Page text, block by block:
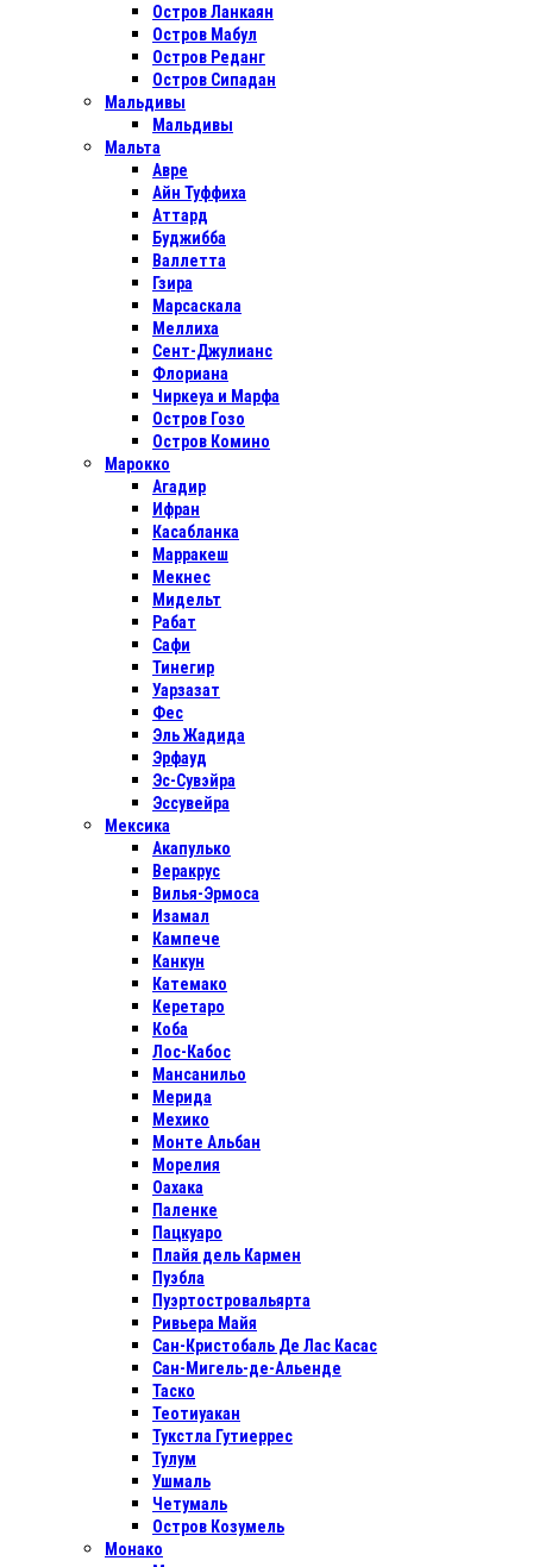
Остров Ланкаян
Остров Мабул
Остров Реданг
Остров Сипадан
Мальдивы
Мальдивы
Мальта
Авре
Айн Туффиха
Аттард
Буджибба
Валлетта
Гзира
Марсаскала
Меллиха
Сент-Джулианс
Флориана
Чиркеуа и Марфа
Остров Гозо
Остров Комино
Марокко
Агадир
Ифран
Касабланка
Марракеш
Мекнес
Мидельт
Рабат
Сафи
Тинегир
Уарзазат
Фес
Эль Жадида
Эрфауд
Эс-Сувэйра
Эссувейра
Мексика
Акапулько
Веракрус
Вилья-Эрмоса
Изамал
Кампече
Канкун
Катемако
Керетаро
Коба
Лос-Кабос
Мансанильо
Мерида
Мехико
Монте Альбан
Морелия
Оахака
Паленке
Пацкуаро
Плайя дель Кармен
Пуэбла
Пуэртостровальярта
Ривьера Майя
Сан-Кристобаль Де Лас Касас
Сан-Мигель-де-Альенде
Таско
Теотиуакан
Тукстла Гутиеррес
Тулум
Ушмаль
Четумаль
Остров Козумель
Монако